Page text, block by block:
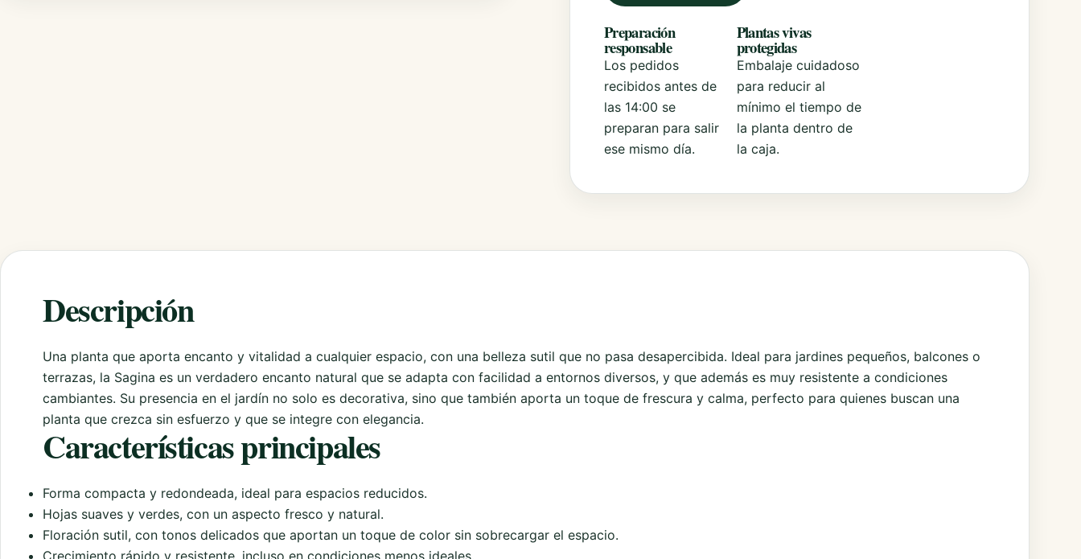
Preparación
responsable
Los pedidos
recibidos antes de
las 14:00 se
preparan para salir
ese mismo día.
Plantas vivas
protegidas
Embalaje cuidadoso
para reducir al
mínimo el tiempo de
la planta dentro de
la caja.
Descripción
Una planta que aporta encanto y vitalidad a cualquier espacio, con una belleza sutil que no pasa desapercibida. Ideal para jardines pequeños, balcones o
terrazas, la Sagina es un verdadero encanto natural que se adapta con facilidad a entornos diversos, y que además es muy resistente a condiciones
cambiantes. Su presencia en el jardín no solo es decorativa, sino que también aporta un toque de frescura y calma, perfecto para quienes buscan una
planta que crezca sin esfuerzo y que se integre con elegancia.
Características principales
Forma compacta y redondeada, ideal para espacios reducidos.
Hojas suaves y verdes, con un aspecto fresco y natural.
Floración sutil, con tonos delicados que aportan un toque de color sin sobrecargar el espacio.
Crecimiento rápido y resistente, incluso en condiciones menos ideales.